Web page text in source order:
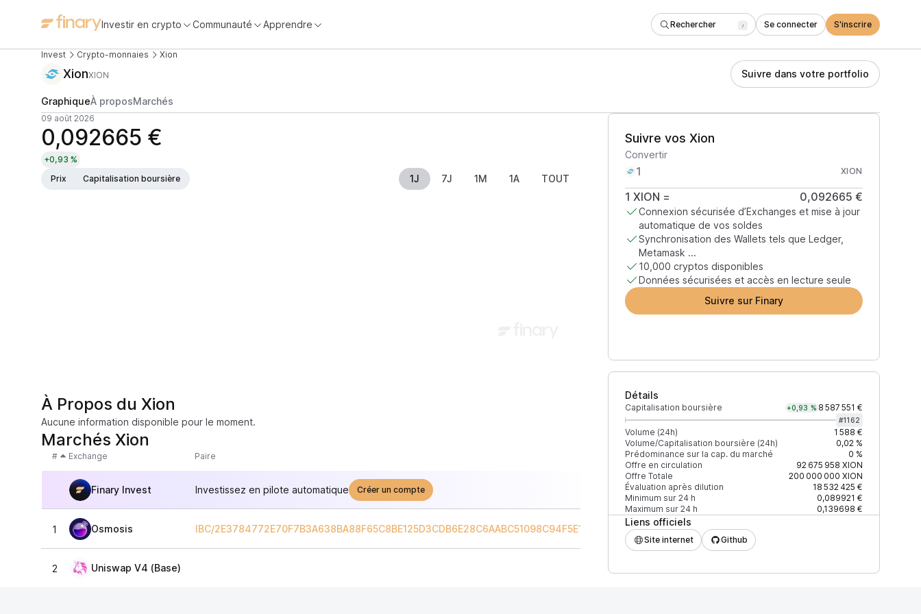
Investir en crypto Communauté Apprendre Rechercher / Se connecter S'inscrire
Invest Crypto-monnaies Xion
XionXION Suivre dans votre portfolio
GraphiqueÀ proposMarchés
09 août 2026
0,092665 €
+0,93 %
Prix
Capitalisation boursière 1J 7J 1M 1A TOUT
Suivre vos Xion
Convertir
XION
1 XION = 0,092665 €
Connexion sécurisée d’Exchanges et mise à jour
automatique de vos soldes
Synchronisation des Wallets tels que Ledger,
Metamask ...
10,000 cryptos disponibles
Données sécurisées et accès en lecture seule
Suivre sur Finary
Détails
Capitalisation boursière +0,93 % 8 587 551 €
#1162
Volume (24h)
1 588 €
Volume/Capitalisation boursière (24h)
0,02 %
Prédominance sur la cap. du marché
0 %
Offre en circulation
92 675 958 XION
Offre Totale
200 000 000 XION
Évaluation après dilution
18 532 425 €
Minimum sur 24 h
0,089921 €
Maximum sur 24 h
0,139698 €
Liens officiels
Site internet Github
À Propos du Xion
Aucune information disponible pour le moment.
Marchés Xion
# Exchange Paire
Finary Invest Investissez en pilote automatique Créer un compte
1 Osmosis IBC/2E3784772E70F7B3A638BA88F65C8BE125D3CDB6E28C6AABC51098C94F5E16A5 IBC/
2 Uniswap V4 (Base)